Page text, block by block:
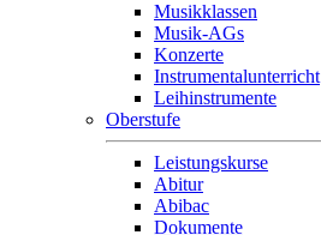
Musikklassen
Musik-AGs
Konzerte
Instrumentalunterricht
Leihinstrumente
Oberstufe
Leistungskurse
Abitur
Abibac
Dokumente